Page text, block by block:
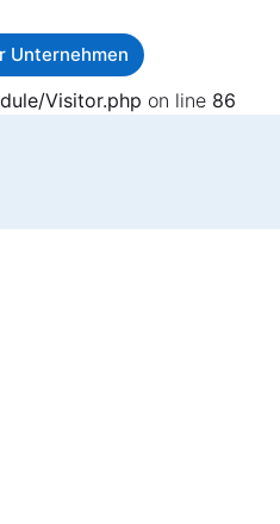
Visitor.php on line 86
Unternehmen